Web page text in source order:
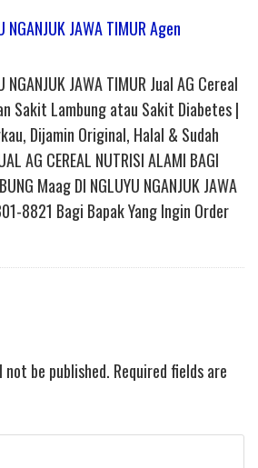
NGANJUK JAWA TIMUR Agen
NGANJUK JAWA TIMUR Jual AG Cereal
Sakit Lambung atau Sakit Diabetes |
Dijamin Original, Halal & Sudah
AG CEREAL NUTRISI ALAMI BAGI
Maag DI NGLUYU NGANJUK JAWA
8821 Bagi Bapak Yang Ingin Order
not be published. Required fields are